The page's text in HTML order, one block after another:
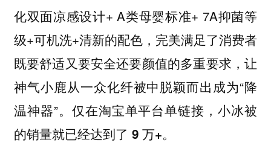
化双面凉感设计+ A类母婴标准+ 7A抑菌等
级+可机洗+清新的配色，完美满足了消费者
既要舒适又要安全还要颜值的多重要求，让
神气小鹿从一众化纤被中脱颖而出成为“降
温神器”。 仅在淘宝单平台单链接，小冰被
的销量就已经达到了 9 万+。